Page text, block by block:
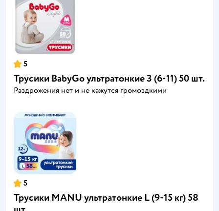
5
Трусики BabyGo ультратонкие 3 (6-11) 50 шт.
Раздрожения нет и не кажутся громоздкими
5
Трусики MANU ультратонкие L (9-15 кг) 58